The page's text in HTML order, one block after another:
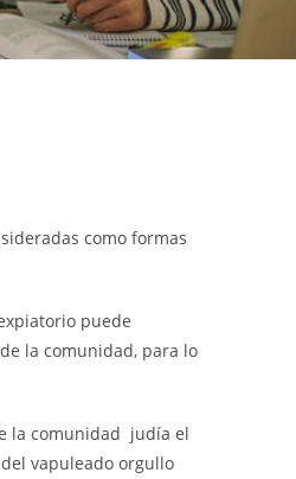
como formas
puede
la comunidad, para lo
la comunidad judía el
vapuleado orgullo